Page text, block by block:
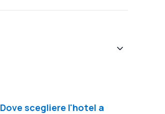
Dove scegliere l'hotel a